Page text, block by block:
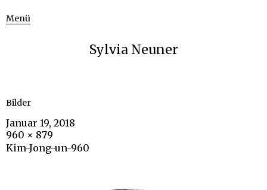
Menü
Sylvia Neuner
Bilder
Januar 19, 2018
960 × 879
Kim-Jong-un-960